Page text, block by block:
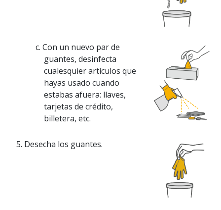
c. Con un nuevo par de
guantes, desinfecta
cualesquier artículos que
hayas usado cuando
estabas afuera: llaves,
tarjetas de crédito,
billetera, etc.
Desecha los guantes.